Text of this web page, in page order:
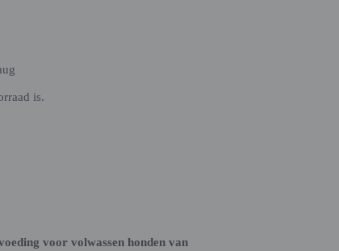
is.
voor volwassen honden van